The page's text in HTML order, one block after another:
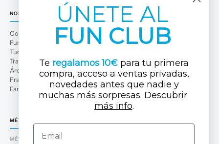
NOSOTROS
Conócenos
Fun Club
Tuc Tuc Planet
Trabaja con nosotros
Área profesional
Franquicias
Familias numerosas
MÉTODOS DE PAGO
MÉTODOS DE PAGO
ÚNETE AL
FUN CLUB
Te regalamos 10€ para tu primera
compra, acceso a ventas privadas,
novedades antes que nadie y
muchas más sorpresas. Descubrir ​
más info.
Email